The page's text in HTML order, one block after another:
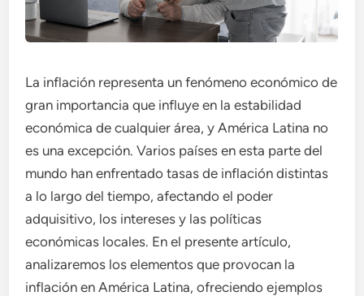
La inflación representa un fenómeno económico de
gran importancia que influye en la estabilidad
económica de cualquier área, y América Latina no
es una excepción. Varios países en esta parte del
mundo han enfrentado tasas de inflación distintas
a lo largo del tiempo, afectando el poder
adquisitivo, los intereses y las políticas
económicas locales. En el presente artículo,
analizaremos los elementos que provocan la
inflación en América Latina, ofreciendo ejemplos